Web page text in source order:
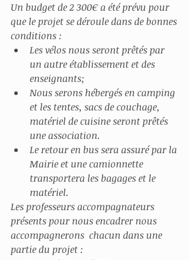
Un budget de 2 300€ a été prévu pour
que le projet se déroule dans de bonnes
conditions :
Les vélos nous seront prêtés par
un autre établissement et des
enseignants;
Nous serons hébergés en camping
et les tentes, sacs de couchage,
matériel de cuisine seront prêtés
une association.
Le retour en bus sera assuré par la
Mairie et une camionnette
transportera les bagages et le
matériel.
Les professeurs accompagnateurs
présents pour nous encadrer nous
accompagnerons  chacun dans une
partie du projet :